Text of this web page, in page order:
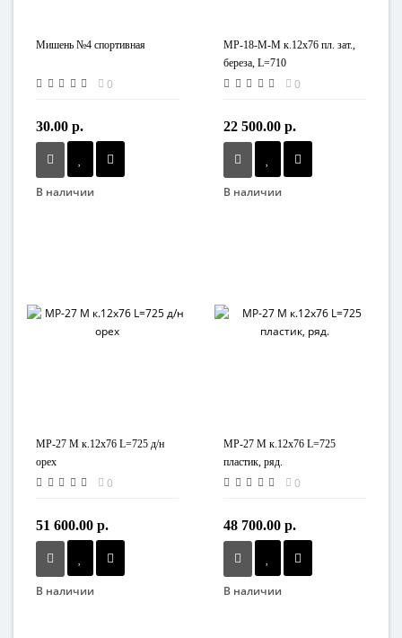
Мишень №4 спортивная
0
30.00 р.
В наличии
МР-18-М-М к.12х76 пл. зат.,
береза, L=710
0
22 500.00 р.
В наличии
МР-27 М к.12х76 L=725 д/н
орех
0
51 600.00 р.
В наличии
МР-27 М к.12х76 L=725
пластик, ряд.
0
48 700.00 р.
В наличии